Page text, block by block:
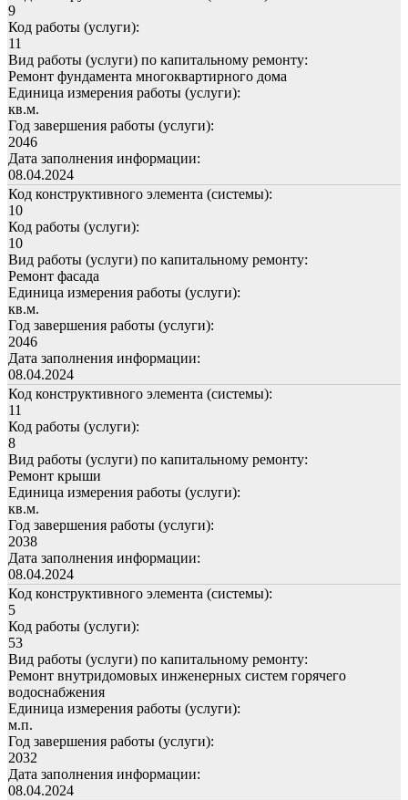
9
Код работы (услуги):
11
Вид работы (услуги) по капитальному ремонту:
Ремонт фундамента многоквартирного дома
Единица измерения работы (услуги):
кв.м.
Год завершения работы (услуги):
2046
Дата заполнения информации:
08.04.2024
Код конструктивного элемента (системы):
10
Код работы (услуги):
10
Вид работы (услуги) по капитальному ремонту:
Ремонт фасада
Единица измерения работы (услуги):
кв.м.
Год завершения работы (услуги):
2046
Дата заполнения информации:
08.04.2024
Код конструктивного элемента (системы):
11
Код работы (услуги):
8
Вид работы (услуги) по капитальному ремонту:
Ремонт крыши
Единица измерения работы (услуги):
кв.м.
Год завершения работы (услуги):
2038
Дата заполнения информации:
08.04.2024
Код конструктивного элемента (системы):
5
Код работы (услуги):
53
Вид работы (услуги) по капитальному ремонту:
Ремонт внутридомовых инженерных систем горячего
водоснабжения
Единица измерения работы (услуги):
м.п.
Год завершения работы (услуги):
2032
Дата заполнения информации:
08.04.2024